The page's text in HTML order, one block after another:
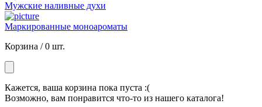
Мужские наливные духи
Маркированные моноароматы
Корзина /0 шт.
Кажется, ваша корзина пока пуста :(
Возможно, вам понравится что-то из нашего каталога!